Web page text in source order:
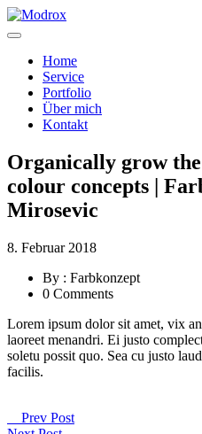
Home
Service
Portfolio
Über mich
Kontakt
Organically grow
colour concepts |
Mirosevic
8. Februar 2018
By : Farbkonzept
0 Comments
Lorem ipsum dolor sit amet, vix
laoreet menandri. Ei justo
soletu possit quo. Sea cu justo
facilis.
Prev Post